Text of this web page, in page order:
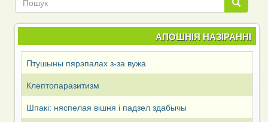
АПОШНІЯ НАЗІРАННІ
Птушыны пярэпалах з-за вужа
Клептопаразитизм
Шпакі: няспелая вішня і падзел здабычы